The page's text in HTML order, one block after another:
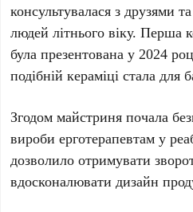
консультувалася з друзями
людей літнього віку. Перша
була презентована у2024
подібній кераміці стала для
Згодом майстриня почала
вироби ерготерапевтам у
дозволило отримувати
вдосконалювати дизайн